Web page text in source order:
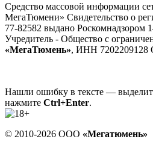
Средство массовой информации
МегаТюмени» Свидетельство о
77-82582 выдано Роскомнадзором
Учредитель - Общество с
«МегаТюмень», ИНН 7202209128
Нашли ошибку в тексте —
нажмите Ctrl+Enter.
© 2010-2026 ООО «Мегатюмень»